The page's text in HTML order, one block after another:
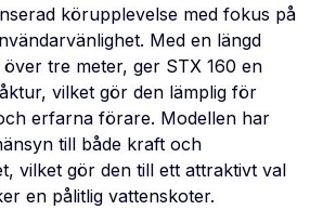
körupplevelse med fokus på
Med en längd
tre meter, ger STX 160 en
vilket gör den lämplig för
erfarna förare. Modellen har
till både kraft och
vilket gör den till ett attraktivt val
en pålitlig vattenskoter.